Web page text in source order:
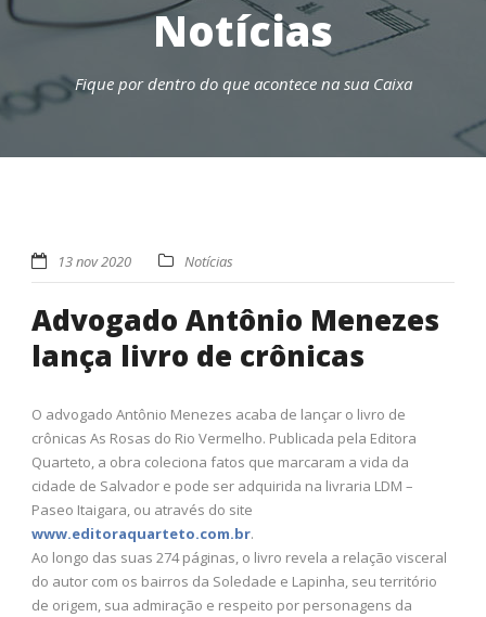
Notícias
Fique por dentro do que acontece na sua Caixa
13 nov 2020 Notícias
Advogado Antônio Menezes
lança livro de crônicas
O advogado Antônio Menezes acaba de lançar o livro de
crônicas As Rosas do Rio Vermelho. Publicada pela Editora
Quarteto, a obra coleciona fatos que marcaram a vida da
cidade de Salvador e pode ser adquirida na livraria LDM –
Paseo Itaigara, ou através do site
www.editoraquarteto.com.br.
Ao longo das suas 274 páginas, o livro revela a relação visceral
do autor com os bairros da Soledade e Lapinha, seu território
de origem, sua admiração e respeito por personagens da